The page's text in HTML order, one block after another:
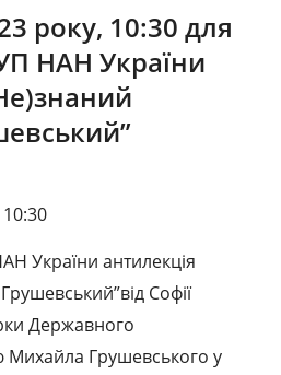
року, 10:30 для
НАН України
України антилекція
від Софії
Державного
Грушевського у